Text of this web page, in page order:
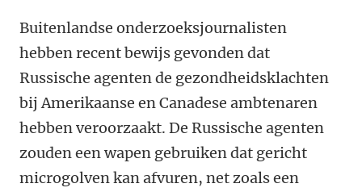
Buitenlandse onderzoeksjournalisten
hebben recent bewijs gevonden dat
Russische agenten de gezondheidsklachten
bij Amerikaanse en Canadese ambtenaren
hebben veroorzaakt. De Russische agenten
zouden een wapen gebruiken dat gericht
microgolven kan afvuren, net zoals een